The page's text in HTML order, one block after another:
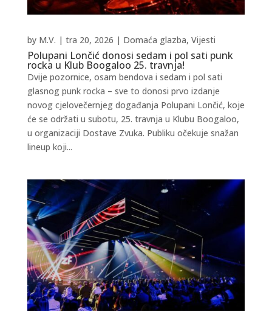
Polupani Lončić donosi sedam i pol sati punk
rocka u Klub Boogaloo 25. travnja!
by M.V. | tra 20, 2026 | Domaća glazba, Vijesti
Dvije pozornice, osam bendova i sedam i pol sati
glasnog punk rocka – sve to donosi prvo izdanje
novog cjelovečernjeg događanja Polupani Lončić, koje
će se održati u subotu, 25. travnja u Klubu Boogaloo,
u organizaciji Dostave Zvuka. Publiku očekuje snažan
lineup koji...